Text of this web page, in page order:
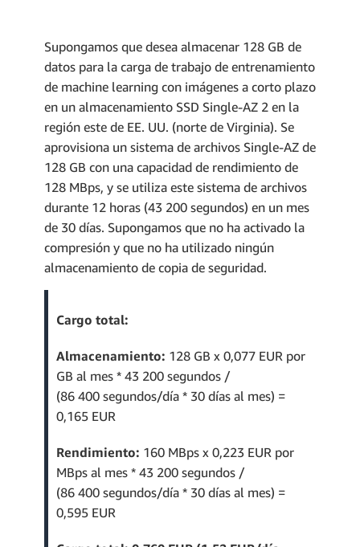
Supongamos que desea almacenar 128 GB de
datos para la carga de trabajo de entrenamiento
de machine learning con imágenes a corto plazo
en un almacenamiento SSD Single-AZ 2 en la
región este de EE. UU. (norte de Virginia). Se
aprovisiona un sistema de archivos Single-AZ de
128 GB con una capacidad de rendimiento de
128 MBps, y se utiliza este sistema de archivos
durante 12 horas (43 200 segundos) en un mes
de 30 días. Supongamos que no ha activado la
compresión y que no ha utilizado ningún
almacenamiento de copia de seguridad.
Cargo total:
Almacenamiento: 128 GB x 0,077 EUR por
GB al mes * 43 200 segundos /
(86 400 segundos/día * 30 días al mes) =
0,165 EUR
Rendimiento: 160 MBps x 0,223 EUR por
MBps al mes * 43 200 segundos /
(86 400 segundos/día * 30 días al mes) =
0,595 EUR